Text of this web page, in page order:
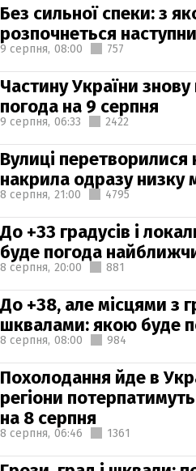
Без сильної спеки: з
розпочнеться
9 серпня, 08:00 757
Частину України
погода на 9 серпня
9 серпня, 06:33 2422
Вулиці перетворилися
накрила одразу низку
8 серпня, 21:00 4795
До +33 градусів і
буде погода
8 серпня, 20:00 881
До +38, але місцями з
шквалами: якою буде
8 серпня, 08:00 984
Похолодання йде в
регіони
на 8 серпня
8 серпня, 06:46 1361